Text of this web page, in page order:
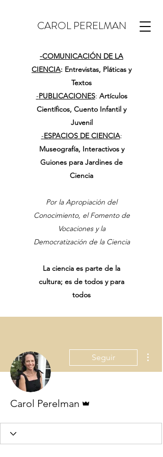
CAROL PERELMAN
-COMUNICACIÓN DE LA
CIENCIA: Entrevistas, Pláticas y
Textos
-PUBLICACIONES: Artículos
Científicos, Cuento Infantil y
Juvenil
-ESPACIOS DE CIENCIA:
Museografía, Interactivos y
Guiones para Jardines de
Ciencia
Por la Apropiación del
Conocimiento, el Fomento de
Vocaciones y la
Democratización de la Ciencia
La ciencia es parte de la
cultura; es de todos y para
todos
Seguir
Carol Perelman